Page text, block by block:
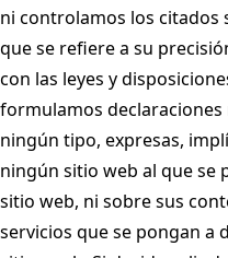
ni controlamos los citados
que se refiere a su
con las leyes y
formulamos
ningún tipo, expresas,
ningún sitio web al que se
sitio web, ni sobre sus
servicios que se pongan a